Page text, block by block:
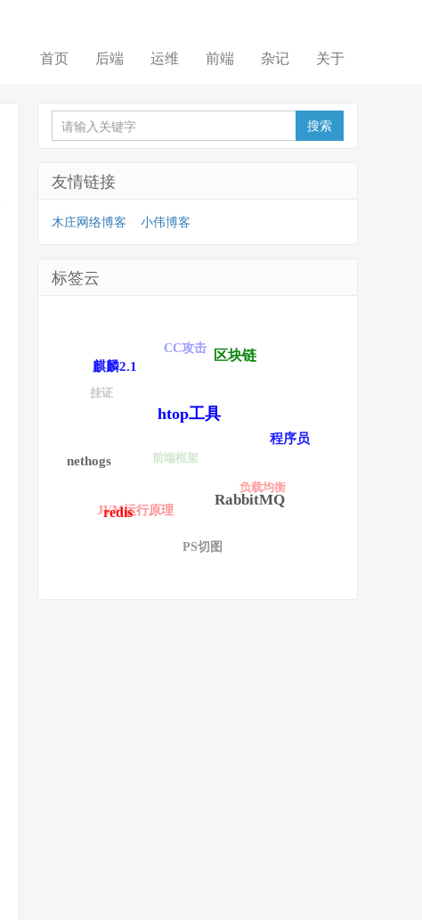
首页 后端 运维 前端 杂记 关于
友情链接
木庄网络博客 小伟博客
标签云
redis
PS切图
麒麟2.1
区块链
挂证
nethogs
htop工具
前端框架
RabbitMQ
负载均衡
程序员
CC攻击
JVM运行原理